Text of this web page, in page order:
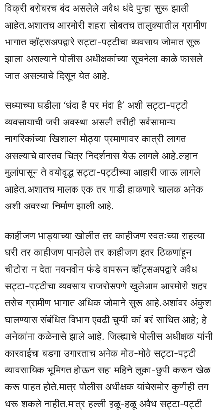
विक्री बरोबरच बंद असलेले अवैध धंदे पुन्हा सुरू झाली
आहेत.अशातच आरमोरी शहरा सोबतच तालुक्यातील ग्रामीण
भागात व्हॉट्सअपद्वारे सट्टा-पट्टीचा व्यवसाय जोमात सुरू
झाला असल्याने पोलीस अधीक्षकांच्या सूचनेला काळे फासले
जात असल्याचे दिसून येत आहे.
सध्याच्या घडीला ‘धंदा है पर मंदा है’ अशी सट्टा-पट्टी
व्यवसायाची जरी अवस्था असली तरीही सर्वसामान्य
नागरिकांच्या खिशाला मोठ्या प्रमाणावर कात्री लागत
असल्याचे वास्तव चित्र निदर्शनास येऊ लागले आहे.लहान
मुलांपासून ते वयोवृद्ध सट्टा-पट्टीच्या आहारी जाऊ लागले
आहेत.अशातच मालक एक तर गाडी हाकणारे चालक अनेक
अशी अवस्था निर्माण झाली आहे.
काहीजण भाड्याच्या खोलीत तर काहीजण स्वतःच्या राहत्या
घरी तर काहीजण पानठेले तर काहीजण इतर ठिकणांहून
चीटोरा न देता नवनवीन फंडे वापरून व्हॉट्सअपद्वारे अवैध
सट्टा-पट्टीचा व्यवसाय राजरोसपणे खुलेआम आरमोरी शहर
तसेच ग्रामीण भागात अधिक जोमाने सुरू आहे.अशांवर अंकुश
घालण्यास संबंधित विभाग एवढी चुप्पी कां बरं साधित आहे; हे
अनेकांना कळेनासे झाले आहे. जिल्ह्याचे पोलीस अधीक्षक यांनी
कारवाईचा बडगा उगारताच अनेक मोठ-मोठे सट्टा-पट्टी
व्यावसायिक भूमिगत होऊन सहा महिने लुका-छुपी करून खेळ
करू पाहत होते.मात्र पोलीस अधीक्षक यांचेसमोर कुणीही तग
धरू शकले नाहीत.मात्र हल्ली हळू-हळू अवैध सट्टा-पट्टी